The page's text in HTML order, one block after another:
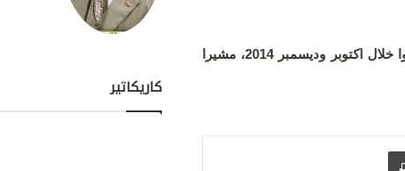
وقال عصام الامير اليوم الأربعاء إنه سيتم صرف مكافأة نهاية الخدمة للعاملين الذين خرجوا خلال اكتوبر وديسمبر 2014، مشيرا
طباعة
كاريكاتير